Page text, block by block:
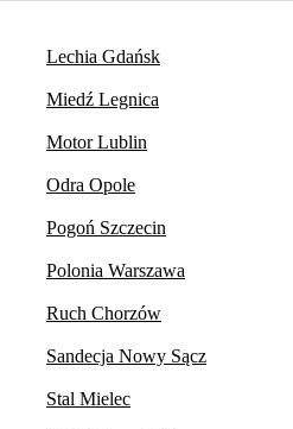
Lechia Gdańsk
Miedź Legnica
Motor Lublin
Odra Opole
Pogoń Szczecin
Polonia Warszawa
Ruch Chorzów
Sandecja Nowy Sącz
Stal Mielec